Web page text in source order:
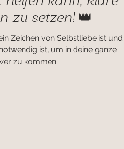
zu setzen! 👑
Zeichen von Selbstliebe ist und
ist, um in deine ganze
zu kommen.